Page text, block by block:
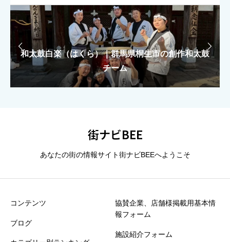
上に表示された文字を入力してください。
総合評価（★1〜5） 必須
タイトル
※誹謗中傷や個人情報は掲載できません
30秒でOK！ひとことクチコミ”お願いします
大泉太鼓｜群馬県大泉町の創作和太鼓集団
もえがみ｜カラフルKAWAIIで駆ける「KILAKILA
魔法学校」ユニット
和太鼓白楽（はくら）｜群馬県桐生市の創作和太鼓
チーム
大泉太鼓｜群馬県大泉町の創作和太鼓集団
もえがみ｜カラフルKAWAIIで駆ける「KILAKILA
魔法学校」ユニット
 
街ナビBEE
あなたの街の情報サイト街ナビBEEへようこそ
コンテンツ
ブログ
協賛企業、店舗様掲載用基本情
報フォーム
施設紹介フォーム